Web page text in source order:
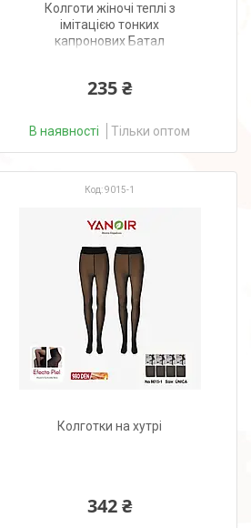
Колготи жіночі теплі з
імітацією тонких
капронових Батал
235 ₴
В наявності Тільки оптом
9015-1
Колготки на хутрі
342 ₴